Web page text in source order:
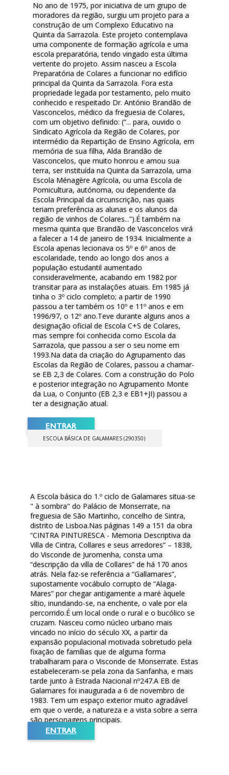
No ano de 1975, por iniciativa de um grupo de
moradores da região, surgiu um projeto para a
construção de um Complexo Educativo na
Quinta da Sarrazola. Este projeto contemplava
uma componente de formação agrícola e uma
escola preparatória, tendo vingado esta última
vertente do projeto. Assim nasceu a Escola
Preparatória de Colares a funcionar no edifício
principal da Quinta da Sarrazola. Fora esta
propriedade legada por testamento, pelo muito
conhecido e respeitado Dr. António Brandão de
Vasconcelos, médico da freguesia de Colares,
com um objetivo definido: (“... para, ouvido o
Sindicato Agrícola da Região de Colares, por
intermédio da Repartição de Ensino Agrícola, em
memória de sua filha, Alda Brandão de
Vasconcelos, que muito honrou e amou sua
terra, ser instituída na Quinta da Sarrazola, uma
Escola Ménagère Agrícola, ou uma Escola de
Pomicultura, autónoma, ou dependente da
Escola Principal da circunscrição, nas quais
teriam preferência as alunas e os alunos da
região de vinhos de Colares...”).É também na
mesma quinta que Brandão de Vasconcelos virá
a falecer a 14 de janeiro de 1934. Inicialmente a
Escola apenas lecionava os 5º e 6º anos de
escolaridade, tendo ao longo dos anos a
população estudantil aumentado
consideravelmente, acabando em 1982 por
transitar para as instalações atuais. Em 1985 já
tinha o 3º ciclo completo; a partir de 1990
passou a ter também os 10º e 11º anos e em
1996/97, o 12º ano.Teve durante alguns anos a
designação oficial de Escola C+S de Colares,
mas sempre foi conhecida como Escola da
Sarrazola, que passou a ser o seu nome em
1993.Na data da criação do Agrupamento das
Escolas da Região de Colares, passou a chamar-
se EB 2,3 de Colares. Com a construção do Polo
e posterior integração no Agrupamento Monte
da Lua, o Conjunto (EB 2,3 e EB1+JI) passou a
ter a designação atual.
ENTRAR
ESCOLA BÁSICA DE GALAMARES (290350)
A Escola básica do 1.º ciclo de Galamares situa-se
" à sombra" do Palácio de Monserrate, na
freguesia de São Martinho, concelho de Sintra,
distrito de Lisboa.Nas páginas 149 a 151 da obra
“CINTRA PINTURESCA - Memoria Descriptiva da
Villa de Cintra, Collares e seus arredores” – 1838,
do Visconde de Juromenha, consta uma
“descripção da villa de Collares” de há 170 anos
atrás. Nela faz-se referência a “Gallamares”,
supostamente vocábulo corrupto de “Alaga-
Mares” por chegar antigamente a maré àquele
sítio, inundando-se, na enchente, o vale por ela
percorrido.É um local onde o rural e o bucólico se
cruzam. Nasceu como núcleo urbano mais
vincado no início do século XX, a partir da
expansão populacional motivada sobretudo pela
fixação de famílias que de alguma forma
trabalharam para o Visconde de Monserrate. Estas
estabeleceram-se pela zona da Sanfanha, e mais
tarde junto à Estrada Nacional nº247.A EB de
Galamares foi inaugurada a 6 de novembro de
1983. Tem um espaço exterior muito agradável
em que o verde, a natureza e a vista sobre a serra
são personagens principais.
ENTRAR